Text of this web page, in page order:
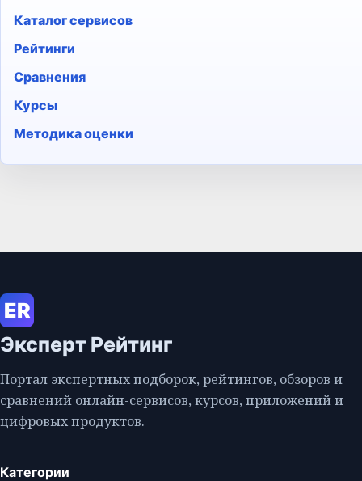
Каталог сервисов
Рейтинги
Сравнения
Курсы
Методика оценки
ER
Эксперт Рейтинг
Портал экспертных подборок, рейтингов, обзоров и
сравнений онлайн-сервисов, курсов, приложений и
цифровых продуктов.
Категории